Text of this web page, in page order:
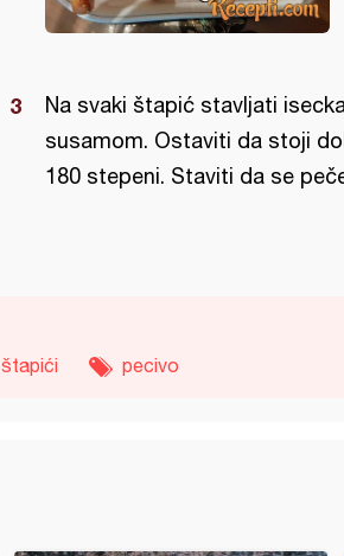
Na svaki štapić stavljati
susamom. Ostaviti da stoji
180 stepeni. Staviti da se
štapići pecivo